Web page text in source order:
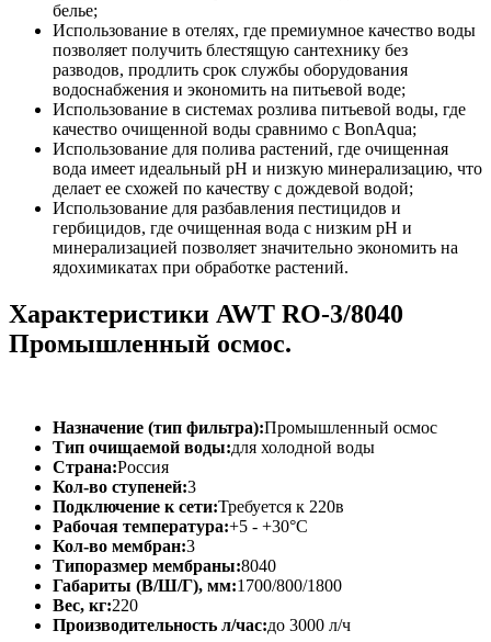
белье;
Использование в отелях, где премиумное качество воды
позволяет получить блестящую сантехнику без
разводов, продлить срок службы оборудования
водоснабжения и экономить на питьевой воде;
Использование в системах розлива питьевой воды, где
качество очищенной воды сравнимо с BonAqua;
Использование для полива растений, где очищенная
вода имеет идеальный pH и низкую минерализацию, что
делает ее схожей по качеству с дождевой водой;
Использование для разбавления пестицидов и
гербицидов, где очищенная вода с низким pH и
минерализацией позволяет значительно экономить на
ядохимикатах при обработке растений.
Характеристики AWT RO-3/8040
Промышленный осмос.
Назначение (тип фильтра):Промышленный осмос
Тип очищаемой воды:для холодной воды
Страна:Россия
Кол-во ступеней:3
Подключение к сети:Требуется к 220в
Рабочая температура:+5 - +30°C
Кол-во мембран:3
Типоразмер мембраны:8040
Габариты (В/Ш/Г), мм:1700/800/1800
Вес, кг:220
Производительность л/час:до 3000 л/ч